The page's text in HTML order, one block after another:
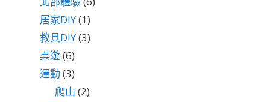
居家DIY(1)
教具DIY(3)
桌遊(6)
運動 (3)
爬山 (2)